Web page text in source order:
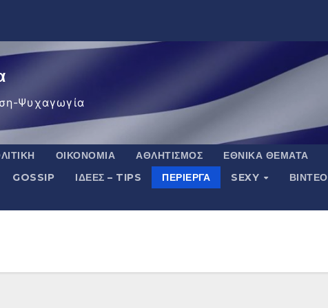
Ψυχαγωγία
ΟΙΚΟΝΟΜΊΑ ΑΘΛΗΤΙΣΜΌΣ ΕΘΝΙΚΆ ΘΈΜΑΤΑ
GOSSIP ΙΔΈΕΣ – TIPS ΠΕΡΊΕΡΓΑ SEXY ΒΙΝΤΕΟ